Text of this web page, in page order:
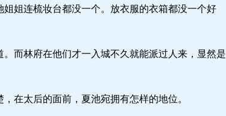
姐连梳妆台都没一个。放衣服的衣箱都没一个好
而林府在他们才一入城不久就能派过人来，显然是
在太后的面前，夏池宛拥有怎样的地位。